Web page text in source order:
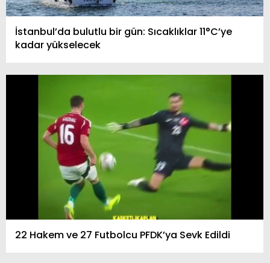
İstanbul’da bulutlu bir gün: Sıcaklıklar 11°C’ye
kadar yükselecek
22 Hakem ve 27 Futbolcu PFDK’ya Sevk Edildi